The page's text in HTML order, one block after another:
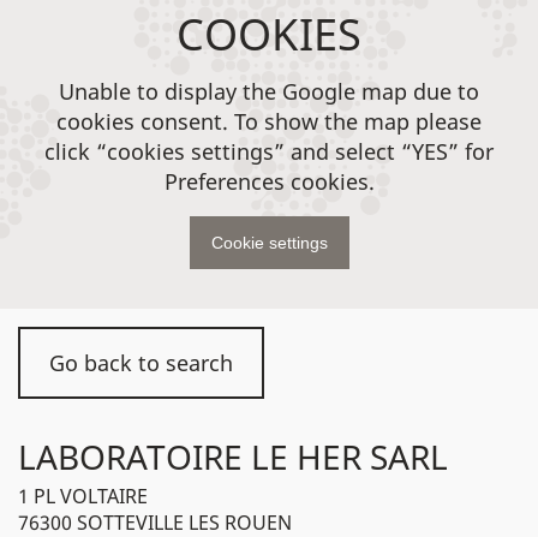
Go back to search
LABORATOIRE LE HER SARL
1 PL VOLTAIRE
76300 SOTTEVILLE LES ROUEN
COOKIES
Unable to display the Google map due to
cookies consent. To show the map please
click “cookies settings” and select “YES” for
Preferences cookies.
Cookie settings